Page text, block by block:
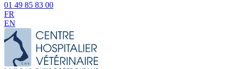
01 49 85 83 00
FR
EN